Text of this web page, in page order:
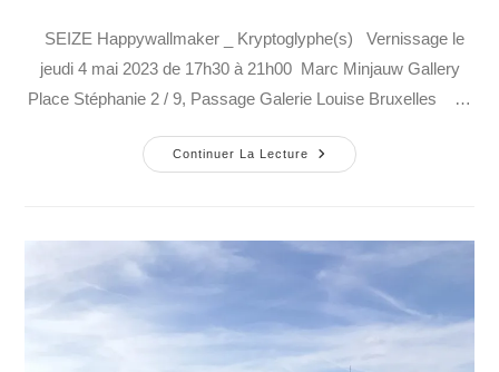
SEIZE Happywallmaker _ Kryptoglyphe(s) Vernissage le
jeudi 4 mai 2023 de 17h30 à 21h00 Marc Minjauw Gallery
Place Stéphanie 2 / 9, Passage Galerie Louise Bruxelles …
Continuer La Lecture